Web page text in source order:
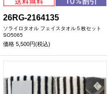
26RG-2164135
ソライロタオル フェイスタオル５枚セット
SO5065
価格 5,500円(税込)